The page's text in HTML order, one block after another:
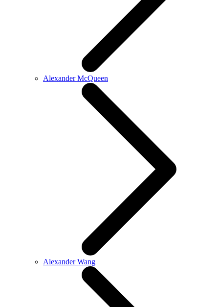
Alexander McQueen
Alexander Wang